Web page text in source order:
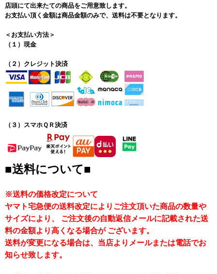
店頭にて出来たての商品をご用意致します。
お支払い頂く金額は商品金額のみで、送料は不要となります。
＜お支払い方法＞
（１）現金
（２）クレジット決済
（３）スマホＱＲ決済
■送料について■
※送料の価格改定について
ヤマト宅急便の送料改定によりご注文頂いた商品の数量や
サイズにより、 ご注文後の自動返信メールに記載された送
料の金額より高くなる場合が ございます。
送料が変更になる場合は、当店よりメールまたは電話でお
知らせ致します。